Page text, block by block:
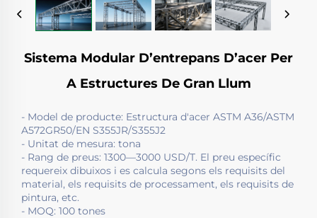
Sistema Modular D’entrepans D’acer Per
A Estructures De Gran Llum
- Model de producte: Estructura d'acer ASTM A36/ASTM
A572GR50/EN S355JR/S355J2
- Unitat de mesura: tona
- Rang de preus: 1300—3000 USD/T. El preu específic
requereix dibuixos i es calcula segons els requisits del
material, els requisits de processament, els requisits de
pintura, etc.
- MOQ: 100 tones